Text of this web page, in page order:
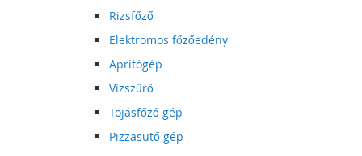
Rizsfőző
Elektromos főzőedény
Aprítógép
Vízszűrő
Tojásfőző gép
Pizzasütő gép